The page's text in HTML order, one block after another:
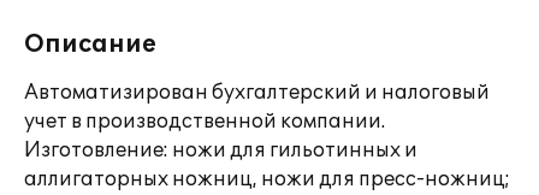
Описание
Автоматизирован бухгалтерский и налоговый
учет в производственной компании.
Изготовление: ножи для гильотинных и
аллигаторных ножниц, ножи для пресс-ножниц;